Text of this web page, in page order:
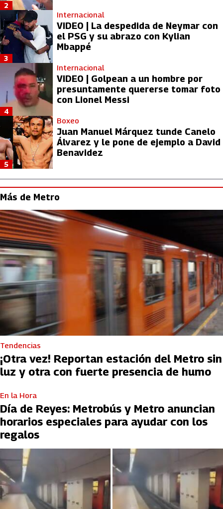
2
Internacional
VIDEO | La despedida de Neymar con
el PSG y su abrazo con Kylian
Mbappé
3
Internacional
VIDEO | Golpean a un hombre por
presuntamente quererse tomar foto
con Lionel Messi
4
Boxeo
Juan Manuel Márquez tunde Canelo
Álvarez y le pone de ejemplo a David
Benavidez
5
Más de Metro
Tendencias
¡Otra vez! Reportan estación del Metro sin
luz y otra con fuerte presencia de humo
En la Hora
Día de Reyes: Metrobús y Metro anuncian
horarios especiales para ayudar con los
regalos